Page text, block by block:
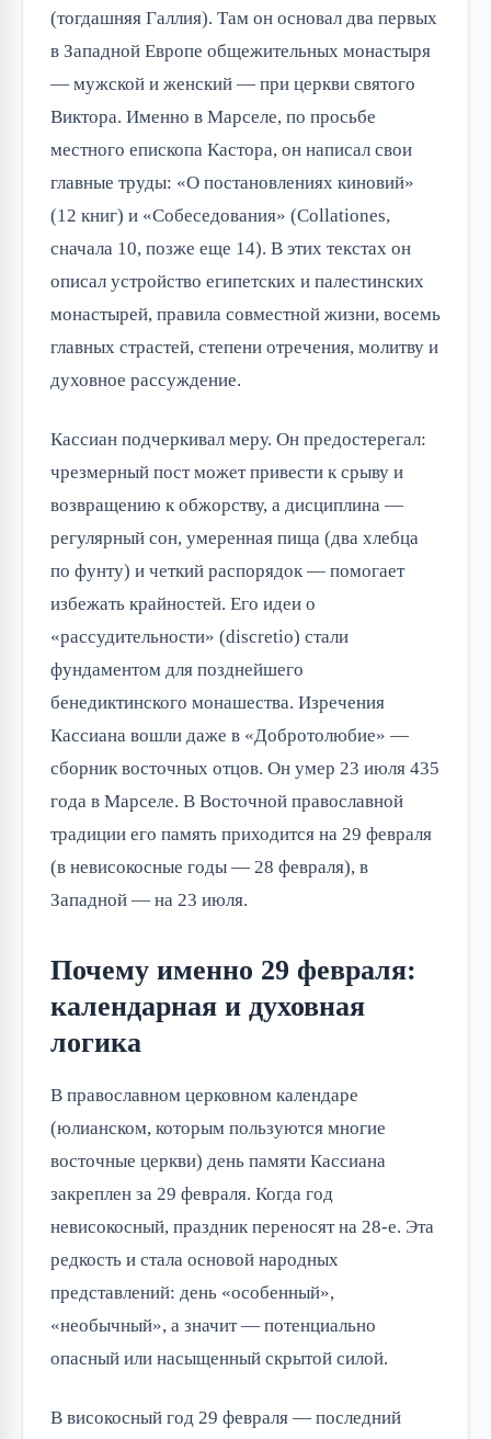
(тогдашняя Галлия). Там он основал два первых
в Западной Европе общежительных монастыря
— мужской и женский — при церкви святого
Виктора. Именно в Марселе, по просьбе
местного епископа Кастора, он написал свои
главные труды: «О постановлениях киновий»
(12 книг) и «Собеседования» (Collationes,
сначала 10, позже еще 14). В этих текстах он
описал устройство египетских и палестинских
монастырей, правила совместной жизни, восемь
главных страстей, степени отречения, молитву и
духовное рассуждение.
Кассиан подчеркивал меру. Он предостерегал:
чрезмерный пост может привести к срыву и
возвращению к обжорству, а дисциплина —
регулярный сон, умеренная пища (два хлебца
по фунту) и четкий распорядок — помогает
избежать крайностей. Его идеи о
«рассудительности» (discretio) стали
фундаментом для позднейшего
бенедиктинского монашества. Изречения
Кассиана вошли даже в «Добротолюбие» —
сборник восточных отцов. Он умер 23 июля 435
года в Марселе. В Восточной православной
традиции его память приходится на 29 февраля
(в невисокосные годы — 28 февраля), в
Западной — на 23 июля.
Почему именно 29 февраля:
календарная и духовная
логика
В православном церковном календаре
(юлианском, которым пользуются многие
восточные церкви) день памяти Кассиана
закреплен за 29 февраля. Когда год
невисокосный, праздник переносят на 28-е. Эта
редкость и стала основой народных
представлений: день «особенный»,
«необычный», а значит — потенциально
опасный или насыщенный скрытой силой.
В високосный год 29 февраля — последний